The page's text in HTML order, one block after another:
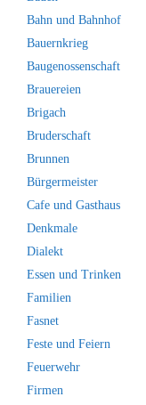
Bahn und Bahnhof
Bauernkrieg
Baugenossenschaft
Brauereien
Brigach
Bruderschaft
Brunnen
Bürgermeister
Cafe und Gasthaus
Denkmale
Dialekt
Essen und Trinken
Familien
Fasnet
Feste und Feiern
Feuerwehr
Firmen